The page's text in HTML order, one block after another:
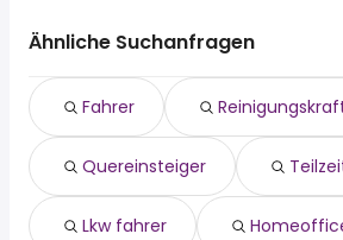
Vilsbiburg
reinigungskraft
lkw fahrer
homeoffice
staplerfahrer
minijob
produktionsmitarbeiter
Ähnliche Suchanfragen
Fahrer
Quereinsteiger
Lkw fahrer